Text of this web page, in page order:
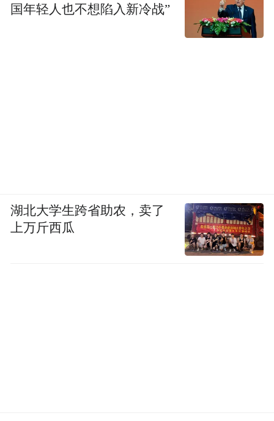
国年轻人也不想陷入新冷战”
湖北大学生跨省助农，卖了
上万斤西瓜